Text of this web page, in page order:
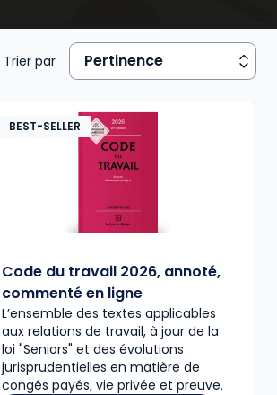
constitue un atout
Trier par
BEST-SELLER
Code du travail 2026, annoté,
commenté en ligne
L’ensemble des textes applicables
aux relations de travail, à jour de la
loi "Seniors" et des évolutions
jurisprudentielles en matière de
congés payés, vie privée et preuve.